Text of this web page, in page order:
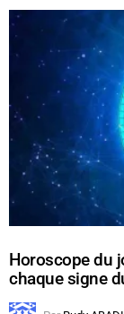
Horoscope du
chaque signe